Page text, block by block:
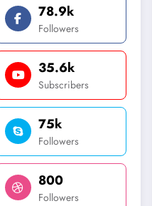
78.9k
Followers
35.6k
Subscribers
75k
Followers
800
Followers